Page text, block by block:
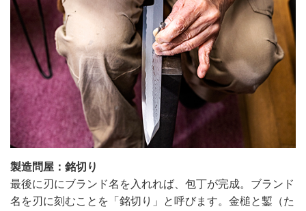
製造問屋：銘切り
最後に刃にブランド名を入れれば、包丁が完成。ブランド
名を刃に刻むことを「銘切り」と呼びます。金槌と鏨（た